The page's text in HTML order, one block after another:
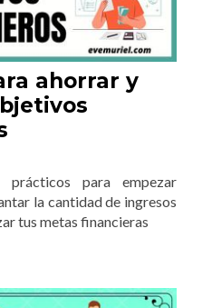
ahorrar y
prácticos para empezar
la cantidad de ingresos
tus metas financieras